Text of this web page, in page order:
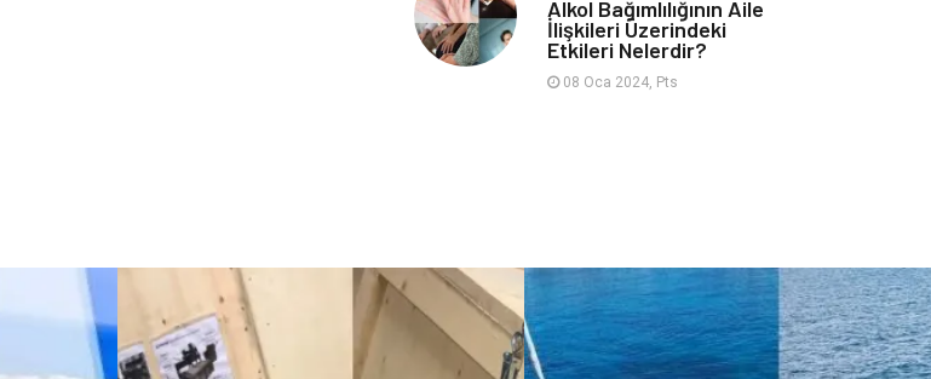
Alkol Bağımlılığının Aile
İlişkileri Üzerindeki
Etkileri Nelerdir?
08 Oca 2024, Pts